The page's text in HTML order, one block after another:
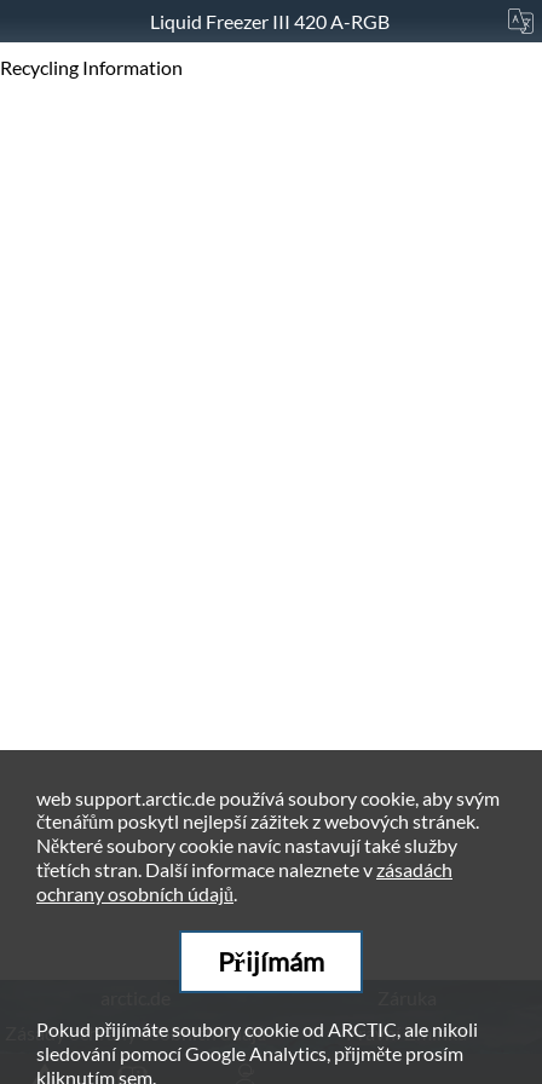
Liquid Freezer III 420 A-RGB
Recycling Information
Zásady ochrany osobních údajů
Právní Zmínka
web support.arctic.de používá soubory cookie, aby svým
čtenářům poskytl nejlepší zážitek z webových stránek.
Některé soubory cookie navíc nastavují také služby
třetích stran. Další informace naleznete vzásadách
ochrany osobních údajů.
Přijímám
Pokud přijímáte soubory cookie od ARCTIC, ale nikoli
sledování pomocí Google Analytics, přijměte prosím
kliknutímsem.